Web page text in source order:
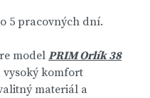
5 pracovných dní.
model PRIM Orlík 38
vysoký komfort
materiál a